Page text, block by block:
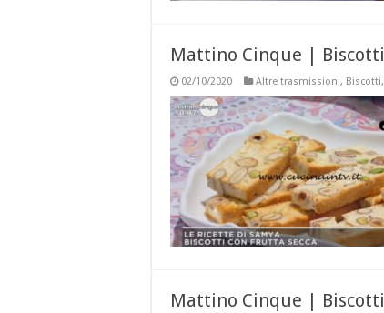
Mattino Cinque |
02/10/2020 Altre trasmissioni, Biscotti,
Mattino Cinque |